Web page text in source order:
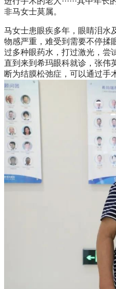
非马女士莫属。
马女士患眼疾多年，眼睛泪水
物感严重，难受到需要不停揉
过多种眼药水，打过激光，尝
直到来到希玛眼科就诊，张伟
断为结膜松弛症，可以通过手